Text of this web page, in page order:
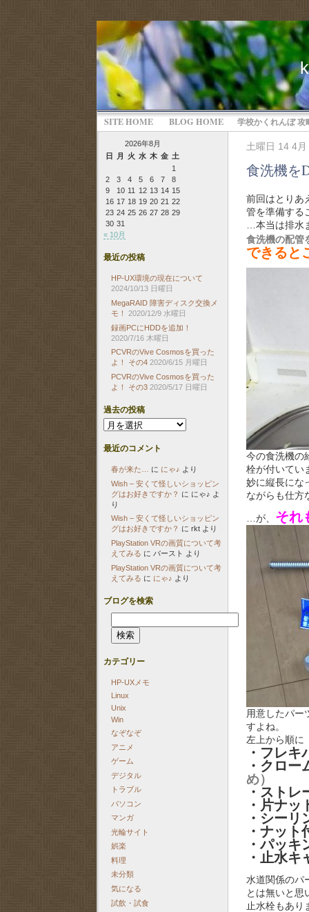
SITE HOME BLOG HOME 学校かくれんぼ 攻
土曜日 14 4
食洗機を
前回はとりあ
管を準備する
…本当は排水
食洗機の配管
できると
今の食洗機の
栓が付いてい
妙に縦長にな
ながらも仕方
…が、 それ
用意したパー
すよね。
左上から順に
・フレキ
・クロー
め）
・ストレ
・片ナッ
・シーリ
・ナット
・パッキ
・止水キ
水道関係のパ
とは無いと思
止水栓もあ
2026年8月
日
月 火 水 木 金 土
1
2
3 4 5 6 7
8
9
10 11 12 13 14 15
16 17 18 19 20 21 22
23 24 25 26 27 28 29
30 31
« 10月
最近の投稿
HP-UX環境の現在について
2024/10/13 日曜日
MegaRAID 障害ディスク交換メ
モ！
2020/12/9 水曜日
録画PCにHDDを追加！
2020/7/16 木曜日
PCVRのVive Cosmosを買った
よ！ その4 2020/6/15 月曜日
PCVRのVive Cosmosを買った
よ！ その3 2020/5/17 日曜日
過去の投稿
過
去
の
投
最近のコメント
春が来た… に にゃ♪ より
Wish – 安くて怪しいショッピン
グはお好きですか？ に にゃ♪ よ
り
Wish – 安くて怪しいショッピン
グはお好きですか？ にrkt より
PlayStation VRの画質について考
えてみる に バースト より
PlayStation VRの画質について考
えてみる に にゃ♪ より
ブログを検索
索:
カテゴリー
HP-UXメモ
Linux
Unix
Win
なぞなぞ
アニメ
ゲーム
デジタル
トラブル
パソコン
マンガ
光輪サイト
娯楽
料理
未分類
気になる
試飲・試食